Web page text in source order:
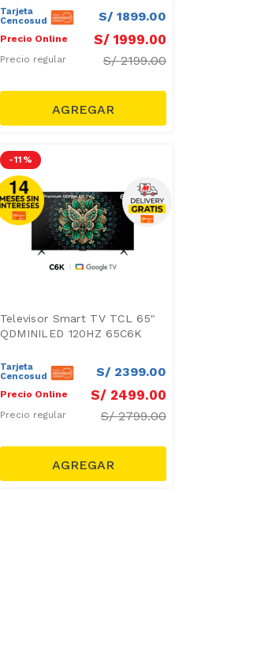
Tarjeta
Cencosud
S/ 1899.00
Precio Online S/ 1999.00
Precio regular S/2199.00
-11 %
Televisor Smart TV TCL 65"
QDMINILED 120HZ 65C6K
Tarjeta
Cencosud
S/ 2399.00
Precio Online S/ 2499.00
Precio regular S/2799.00